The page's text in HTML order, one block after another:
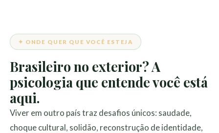
✦ ONDE QUER QUE VOCÊ ESTEJA
Brasileiro no exterior? A
psicologia que entende você está
aqui.
Viver em outro país traz desafios únicos: saudade,
choque cultural, solidão, reconstrução de identidade,